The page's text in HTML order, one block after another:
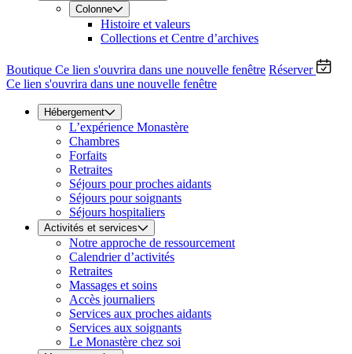
Colonne
Histoire et valeurs
Collections et Centre d’archives
Boutique Ce lien s'ouvrira dans une nouvelle fenêtre Réserver
Ce lien s'ouvrira dans une nouvelle fenêtre
Hébergement
L’expérience Monastère
Chambres
Forfaits
Retraites
Séjours pour proches aidants
Séjours pour soignants
Séjours hospitaliers
Activités et services
Notre approche de ressourcement
Calendrier d’activités
Retraites
Massages et soins
Accès journaliers
Services aux proches aidants
Services aux soignants
Le Monastère chez soi